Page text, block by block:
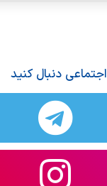
دنبال کنید